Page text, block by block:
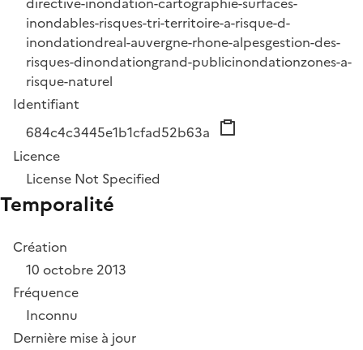
inondables-risques-tri-territoire-a-risque-d-
inondationdreal-auvergne-rhone-alpesgestion-des-
risques-dinondationgrand-publicinondationzones-a-
risque-naturel
Identifiant
684c4c3445e1b1cfad52b63a
Licence
License Not Specified
Temporalité
Création
10 octobre 2013
Fréquence
Inconnu
Dernière mise à jour